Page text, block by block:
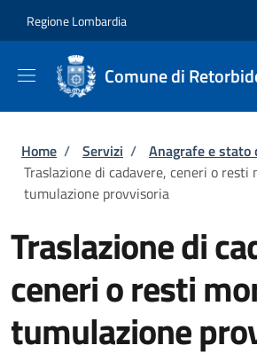
Regione Lombardia
Comune di
Briciole di pane
Home / Servizi / Anagrafe e stato
Traslazione di cadavere, ceneri o resti
tumulazione provvisoria
Traslazione di
ceneri o resti
tumulazione